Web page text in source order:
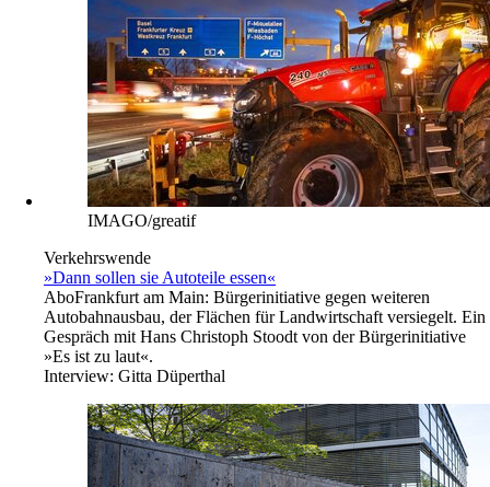
IMAGO/greatif
Verkehrswende
»Dann sollen sie Autoteile essen«
AboFrankfurt am Main: Bürgerinitiative gegen weiteren
Autobahnausbau, der Flächen für Landwirtschaft versiegelt. Ein
Gespräch mit Hans Christoph Stoodt von der Bürgerinitiative
»Es ist zu laut«.
Interview: Gitta Düperthal